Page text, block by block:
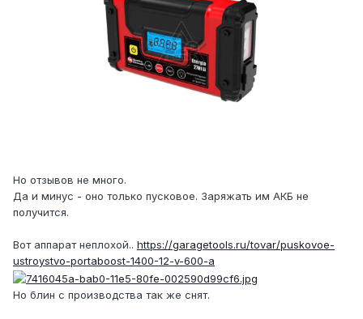
Но отзывов не много.
Да и минус - оно только пусковое. Заряжать им АКБ не
получится.
Вот аппарат неплохой.. https://garagetools.ru/tovar/puskovoe-
ustroystvo-portaboost-1400-12-v-600-a
Но блин с производства так же снят.